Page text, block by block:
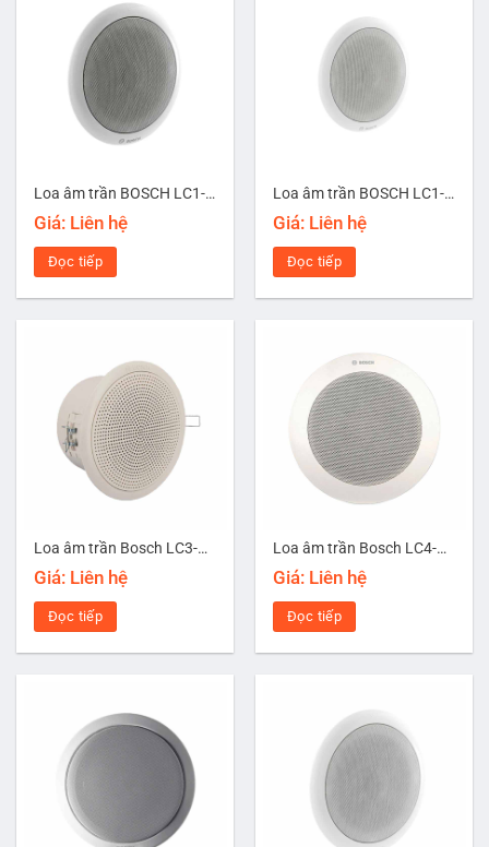
Loa âm trần BOSCH LC1-UM12E8
Giá: Liên hệ
Đọc tiếp
Loa âm trần BOSCH LC1-WM06E8
Giá: Liên hệ
Đọc tiếp
Loa âm trần Bosch LC3-UC06-LZ
Giá: Liên hệ
Đọc tiếp
Loa âm trần Bosch LC4-UC06E
Giá: Liên hệ
Đọc tiếp